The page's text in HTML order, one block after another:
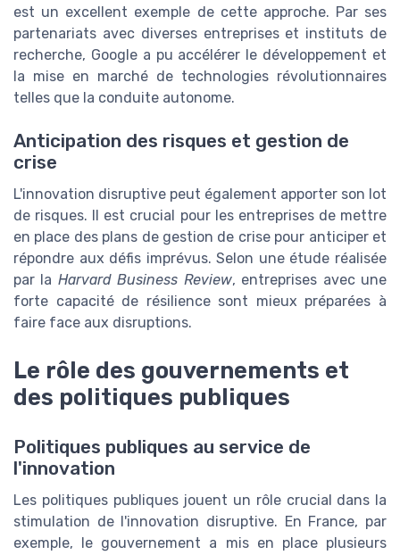
est un excellent exemple de cette approche. Par ses
partenariats avec diverses entreprises et instituts de
recherche, Google a pu accélérer le développement et
la mise en marché de technologies révolutionnaires
telles que la conduite autonome.
Anticipation des risques et gestion de
crise
L'innovation disruptive peut également apporter son lot
de risques. Il est crucial pour les entreprises de mettre
en place des plans de gestion de crise pour anticiper et
répondre aux défis imprévus. Selon une étude réalisée
par la Harvard Business Review, entreprises avec une
forte capacité de résilience sont mieux préparées à
faire face aux disruptions.
Le rôle des gouvernements et
des politiques publiques
Politiques publiques au service de
l'innovation
Les politiques publiques jouent un rôle crucial dans la
stimulation de l'innovation disruptive. En France, par
exemple, le gouvernement a mis en place plusieurs